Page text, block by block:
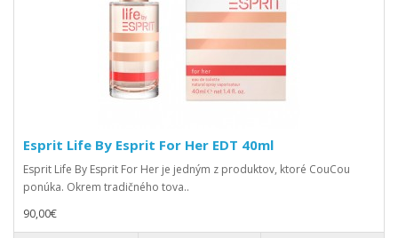
Esprit Life By Esprit For Her EDT 40ml
Esprit Life By Esprit For Her je jedným z produktov, ktoré CouCou
ponúka. Okrem tradičného tova..
90,00€